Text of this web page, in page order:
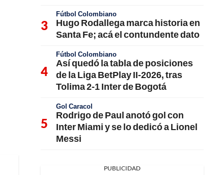
Fútbol Colombiano
Hugo Rodallega marca historia en
Santa Fe; acá el contundente dato
Fútbol Colombiano
Así quedó la tabla de posiciones
de la Liga BetPlay II-2026, tras
Tolima 2-1 Inter de Bogotá
Gol Caracol
Rodrigo de Paul anotó gol con
Inter Miami y se lo dedicó a Lionel
Messi
PUBLICIDAD